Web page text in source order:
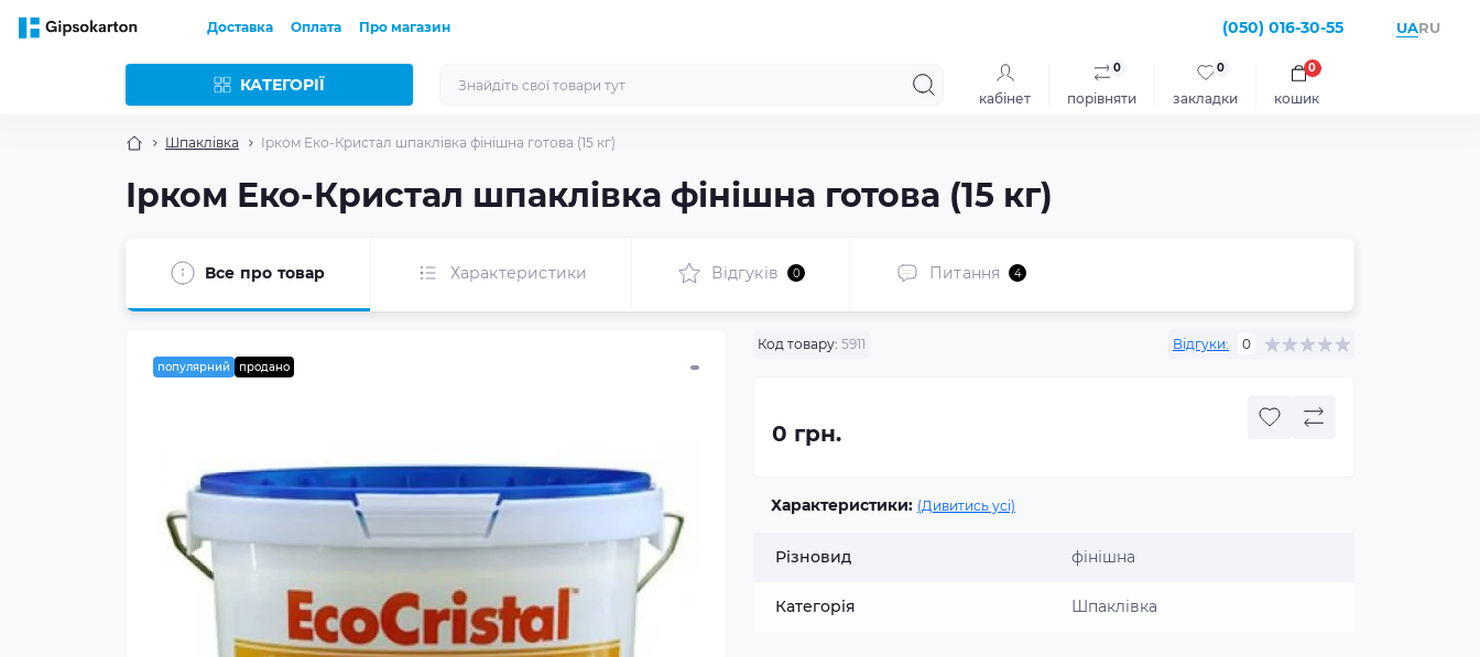
Доставка Оплата Про магазин (050) 016-30-55 UARU
КАТЕГОРІЇ
кабінет порівняти
0
закладки
0
кошик
0
Шпаклівка Ірком Еко-Кристал шпаклівка фінішна готова (15 кг)
Ірком Еко-Кристал шпаклівка фінішна готова (15 кг)
Все про товар Характеристики Відгуків 0 Питання 4
популярний продано
Код товару: 5911 Відгуки: 0
0 грн.
Характеристики: (Дивитись усі)
Різновид фінішна
Категорія Шпаклівка